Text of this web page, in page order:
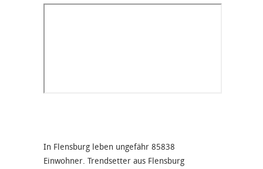
In Flensburg leben ungefähr 85838
Einwohner. Trendsetter aus Flensburg